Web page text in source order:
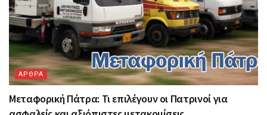
ΑΡΘΡΑ
Μεταφορική Πάτρα: Τι επιλέγουν οι Πατρινοί για